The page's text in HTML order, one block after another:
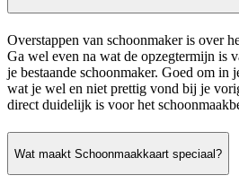
Overstappen van schoonmaker is over
Ga wel even na wat de opzegtermijn is
je bestaande schoonmaker. Goed om in
wat je wel en niet prettig vond bij je
direct duidelijk is voor het
Wat maakt Schoonmaakkaart speciaal?